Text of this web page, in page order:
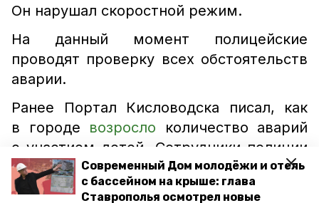
Современный Дом молодёжи и отель
с бассейном на крыше: глава
Ставрополья осмотрел новые
Он нарушал скоростной режим.
На данный момент полицейские
проводят проверку всех обстоятельств
аварии.
Ранее Портал Кисловодска писал, как
в городе возросло
количество аварий
с участием детей. Сотрудники полиции
проводят мероприятия для
профилактики ДТП и детского